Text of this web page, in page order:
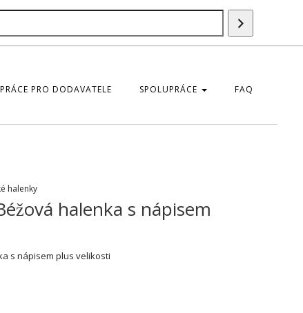
PRO DODAVATELE SPOLUPRÁCE FAQ
halenky
halenka s nápisem
s nápisem plus velikosti